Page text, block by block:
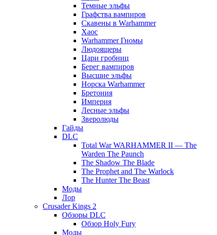
Темные эльфы
Графства вампиров
Cкавены в Warhammer
Хаос
Warhammer Гномы
Людоящеры
Цари гробниц
Берег вампиров
Высшие эльфы
Норска Warhammer
Бретония
Империя
Лесные эльфы
Зверолюды
Гайды
DLC
Total War WARHAMMER II — The
Warden The Paunch
The Shadow The Blade
The Prophet and The Warlock
The Hunter The Beast
Моды
Лор
Crusader Kings 2
Обзоры DLC
Обзор Holy Fury
Моды